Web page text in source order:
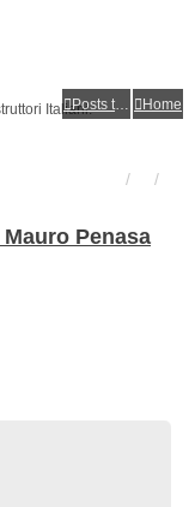
Posts toplist
Home
Penasa